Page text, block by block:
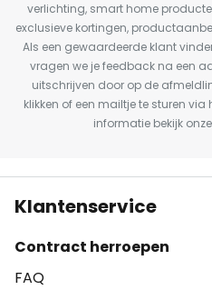
verlichting, smart home
exclusieve kortingen,
Als een gewaardeerde klant
vragen we je feedback na een
uitschrijven door op de
klikken of een mailtje te sturen via
informatie bekijk onze
Klantenservice
Contract herroepen
FAQ